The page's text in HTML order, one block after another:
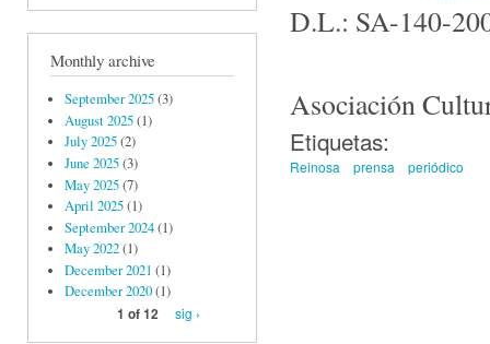
Monthly archive
September 2025(3)
August 2025(1)
July 2025(2)
June 2025(3)
May 2025(7)
April 2025(1)
September 2024(1)
May 2022(1)
December 2021 (1)
December 2020(1)
1 of 12
sig ›
D.L.: SA-140-
Asociación
Etiquetas:
Reinosa prensa periódico